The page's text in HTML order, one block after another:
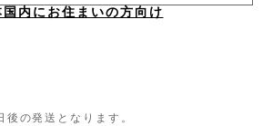
国内にお住まいの方向け
の発送となります。